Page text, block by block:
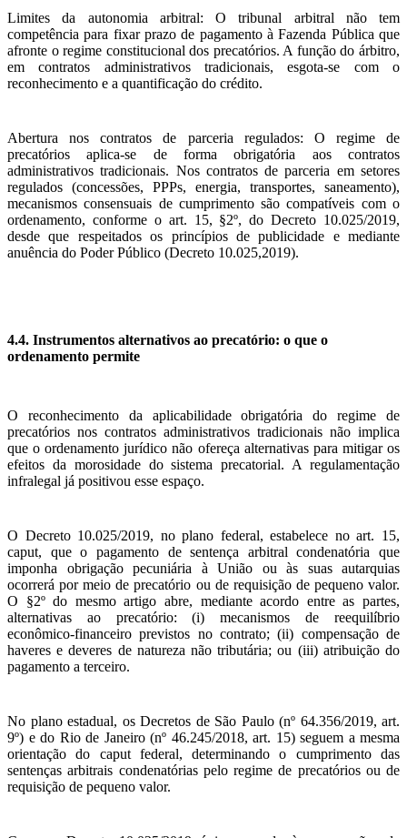
Limites da autonomia arbitral: O tribunal arbitral não tem
competência para fixar prazo de pagamento à Fazenda Pública que
afronte o regime constitucional dos precatórios. A função do árbitro,
em contratos administrativos tradicionais, esgota-se com o
reconhecimento e a quantificação do crédito.
Abertura nos contratos de parceria regulados: O regime de
precatórios aplica-se de forma obrigatória aos contratos
administrativos tradicionais. Nos contratos de parceria em setores
regulados (concessões, PPPs, energia, transportes, saneamento),
mecanismos consensuais de cumprimento são compatíveis com o
ordenamento, conforme o art. 15, §2º, do Decreto 10.025/2019,
desde que respeitados os princípios de publicidade e mediante
anuência do Poder Público (Decreto 10.025,2019).
4.4. Instrumentos alternativos ao precatório: o que o
ordenamento permite
O reconhecimento da aplicabilidade obrigatória do regime de
precatórios nos contratos administrativos tradicionais não implica
que o ordenamento jurídico não ofereça alternativas para mitigar os
efeitos da morosidade do sistema precatorial. A regulamentação
infralegal já positivou esse espaço.
O Decreto 10.025/2019, no plano federal, estabelece no art. 15,
caput, que o pagamento de sentença arbitral condenatória que
imponha obrigação pecuniária à União ou às suas autarquias
ocorrerá por meio de precatório ou de requisição de pequeno valor.
O §2º do mesmo artigo abre, mediante acordo entre as partes,
alternativas ao precatório: (i) mecanismos de reequilíbrio
econômico-financeiro previstos no contrato; (ii) compensação de
haveres e deveres de natureza não tributária; ou (iii) atribuição do
pagamento a terceiro.
No plano estadual, os Decretos de São Paulo (nº 64.356/2019, art.
9º) e do Rio de Janeiro (nº 46.245/2018, art. 15) seguem a mesma
orientação do caput federal, determinando o cumprimento das
sentenças arbitrais condenatórias pelo regime de precatórios ou de
requisição de pequeno valor.